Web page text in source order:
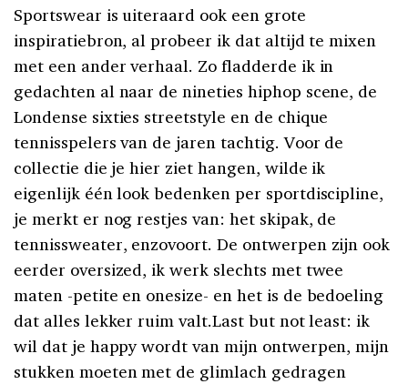
Sportswear is uiteraard ook een grote
inspiratiebron, al probeer ik dat altijd te mixen
met een ander verhaal. Zo fladderde ik in
gedachten al naar de nineties hiphop scene, de
Londense sixties streetstyle en de chique
tennisspelers van de jaren tachtig. Voor de
collectie die je hier ziet hangen, wilde ik
eigenlijk één look bedenken per sportdiscipline,
je merkt er nog restjes van: het skipak, de
tennissweater, enzovoort. De ontwerpen zijn ook
eerder oversized, ik werk slechts met twee
maten -petite en onesize- en het is de bedoeling
dat alles lekker ruim valt.Last but not least: ik
wil dat je happy wordt van mijn ontwerpen, mijn
stukken moeten met de glimlach gedragen